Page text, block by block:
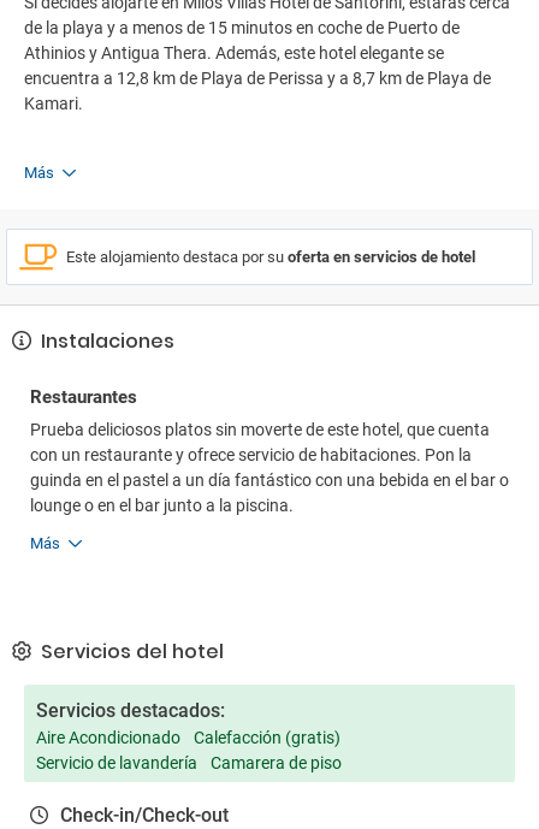
de la playa y a menos de 15 minutos en coche de Puerto de
Athinios y Antigua Thera. Además, este hotel elegante se
encuentra a 12,8 km de Playa de Perissa y a 8,7 km de Playa de
Kamari.
Más
Este alojamiento destaca por su oferta en servicios de hotel
Instalaciones
Restaurantes
Prueba deliciosos platos sin moverte de este hotel, que cuenta
con un restaurante y ofrece servicio de habitaciones. Pon la
guinda en el pastel a un día fantástico con una bebida en el bar o
lounge o en el bar junto a la piscina.
Más
Servicios del hotel
Servicios destacados:
Aire Acondicionado
Calefacción (gratis)
Servicio de lavandería
Camarera de piso
Check-in/Check-out